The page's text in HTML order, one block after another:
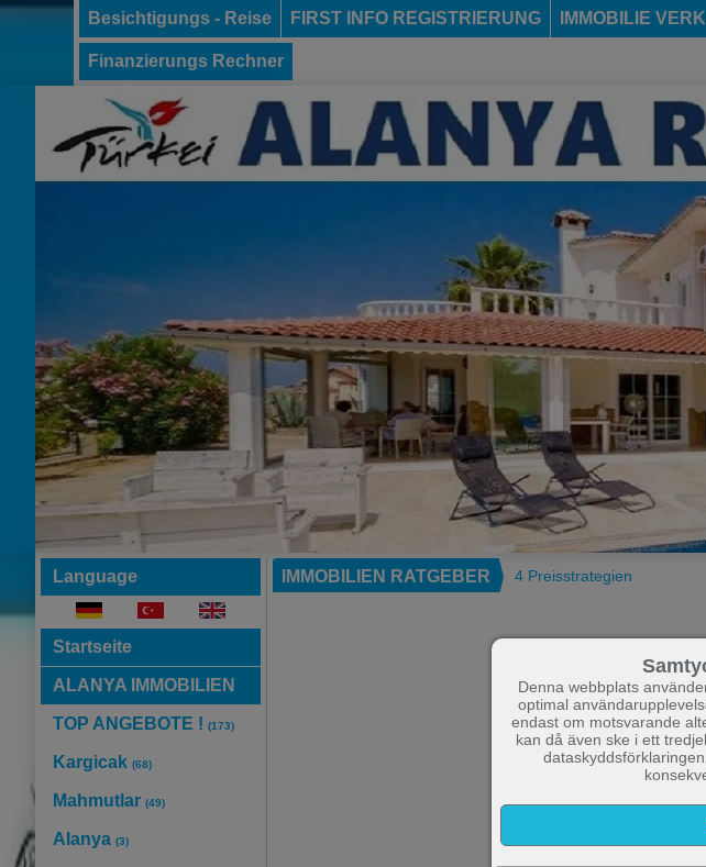
Besichtigungs - Reise FIRST INFO REGISTRIERUNG IMMOBILIE
Finanzierungs Rechner
Language
Startseite
ALANYA IMMOBILIEN
TOP ANGEBOTE ! (173)
Kargicak (68)
Mahmutlar (49)
Alanya (3)
IMMOBILIEN RATGEBER 4 Preisstrategien
Denna webbplats
optimal
endast om motsvarande
kan då även ske i ett